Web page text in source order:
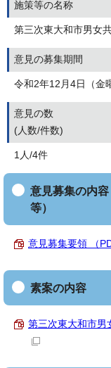
施策等の名称
第三次東大和市男女
意見の募集期間
令和2年12月4日（金
意見の数
(人数/件数)
1人/4件
意見募集の内
等）
意見募集要領 （
素案の内容
第三次東大和市男